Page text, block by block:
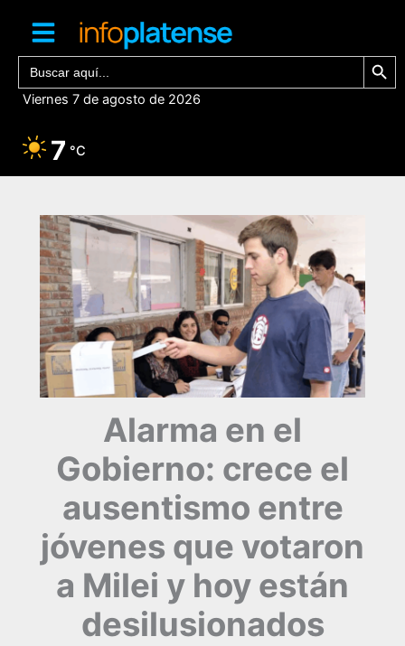
contenido
Buscar: Botón de
Viernes 7 de agosto de 2026
7 °C
Alarma en el
Gobierno: crece el
ausentismo entre
jóvenes que votaron
a Milei y hoy están
desilusionados